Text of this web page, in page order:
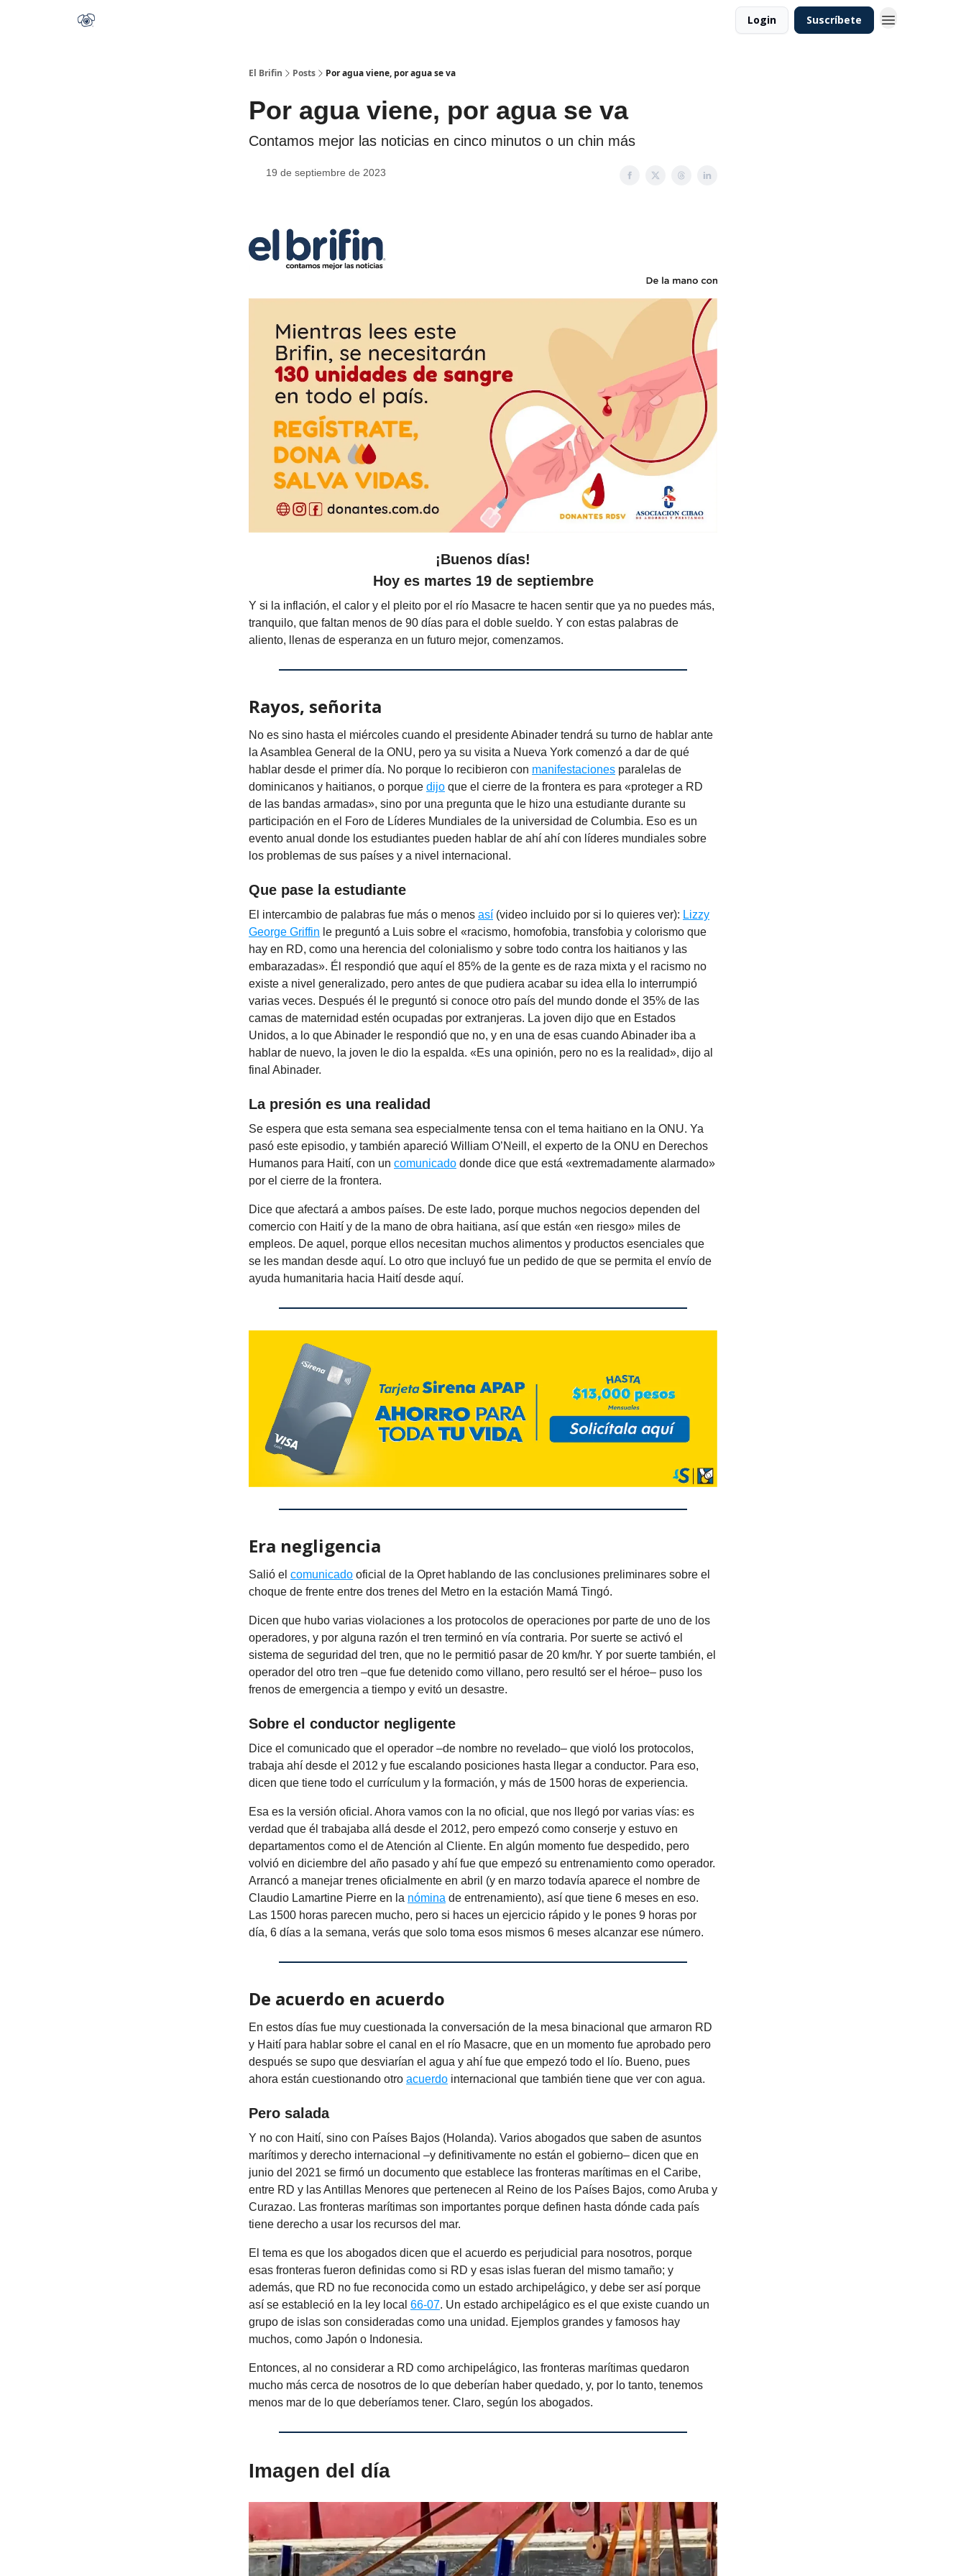
Login Suscríbete
El Brifin Posts Por agua viene, por agua se va
Por agua viene, por agua se va
Contamos mejor las noticias en cinco minutos o un chin más
19 de septiembre de 2023
¡Buenos días!
Hoy es martes 19 de septiembre
Y si la inflación, el calor y el pleito por el río Masacre te hacen sentir que ya no puedes más,
tranquilo, que faltan menos de 90 días para el doble sueldo. Y con estas palabras de
aliento, llenas de esperanza en un futuro mejor, comenzamos.
Rayos, señorita
No es sino hasta el miércoles cuando el presidente Abinader tendrá su turno de hablar ante
la Asamblea General de la ONU, pero ya su visita a Nueva York comenzó a dar de qué
hablar desde el primer día. No porque lo recibieron con manifestaciones paralelas de
dominicanos y haitianos, o porque dijo que el cierre de la frontera es para «proteger a RD
de las bandas armadas», sino por una pregunta que le hizo una estudiante durante su
participación en el Foro de Líderes Mundiales de la universidad de Columbia. Eso es un
evento anual donde los estudiantes pueden hablar de ahí ahí con líderes mundiales sobre
los problemas de sus países y a nivel internacional.
Que pase la estudiante
El intercambio de palabras fue más o menos así (video incluido por si lo quieres ver): Lizzy
George Griffin le preguntó a Luis sobre el «racismo, homofobia, transfobia y colorismo que
hay en RD, como una herencia del colonialismo y sobre todo contra los haitianos y las
embarazadas». Él respondió que aquí el 85% de la gente es de raza mixta y el racismo no
existe a nivel generalizado, pero antes de que pudiera acabar su idea ella lo interrumpió
varias veces. Después él le preguntó si conoce otro país del mundo donde el 35% de las
camas de maternidad estén ocupadas por extranjeras. La joven dijo que en Estados
Unidos, a lo que Abinader le respondió que no, y en una de esas cuando Abinader iba a
hablar de nuevo, la joven le dio la espalda. «Es una opinión, pero no es la realidad», dijo al
final Abinader.
La presión es una realidad
Se espera que esta semana sea especialmente tensa con el tema haitiano en la ONU. Ya
pasó este episodio, y también apareció William O’Neill, el experto de la ONU en Derechos
Humanos para Haití, con un comunicado donde dice que está «extremadamente alarmado»
por el cierre de la frontera.
Dice que afectará a ambos países. De este lado, porque muchos negocios dependen del
comercio con Haití y de la mano de obra haitiana, así que están «en riesgo» miles de
empleos. De aquel, porque ellos necesitan muchos alimentos y productos esenciales que
se les mandan desde aquí. Lo otro que incluyó fue un pedido de que se permita el envío de
ayuda humanitaria hacia Haití desde aquí.
Era negligencia
Salió el comunicado oficial de la Opret hablando de las conclusiones preliminares sobre el
choque de frente entre dos trenes del Metro en la estación Mamá Tingó.
Dicen que hubo varias violaciones a los protocolos de operaciones por parte de uno de los
operadores, y por alguna razón el tren terminó en vía contraria. Por suerte se activó el
sistema de seguridad del tren, que no le permitió pasar de 20 km/hr. Y por suerte también, el
operador del otro tren –que fue detenido como villano, pero resultó ser el héroe– puso los
frenos de emergencia a tiempo y evitó un desastre.
Sobre el conductor negligente
Dice el comunicado que el operador –de nombre no revelado– que violó los protocolos,
trabaja ahí desde el 2012 y fue escalando posiciones hasta llegar a conductor. Para eso,
dicen que tiene todo el currículum y la formación, y más de 1500 horas de experiencia.
Esa es la versión oficial. Ahora vamos con la no oficial, que nos llegó por varias vías: es
verdad que él trabajaba allá desde el 2012, pero empezó como conserje y estuvo en
departamentos como el de Atención al Cliente. En algún momento fue despedido, pero
volvió en diciembre del año pasado y ahí fue que empezó su entrenamiento como operador.
Arrancó a manejar trenes oficialmente en abril (y en marzo todavía aparece el nombre de
Claudio Lamartine Pierre en la nómina de entrenamiento), así que tiene 6 meses en eso.
Las 1500 horas parecen mucho, pero si haces un ejercicio rápido y le pones 9 horas por
día, 6 días a la semana, verás que solo toma esos mismos 6 meses alcanzar ese número.
De acuerdo en acuerdo
En estos días fue muy cuestionada la conversación de la mesa binacional que armaron RD
y Haití para hablar sobre el canal en el río Masacre, que en un momento fue aprobado pero
después se supo que desviarían el agua y ahí fue que empezó todo el lío. Bueno, pues
ahora están cuestionando otro acuerdo internacional que también tiene que ver con agua.
Pero salada
Y no con Haití, sino con Países Bajos (Holanda). Varios abogados que saben de asuntos
marítimos y derecho internacional –y definitivamente no están el gobierno– dicen que en
junio del 2021 se firmó un documento que establece las fronteras marítimas en el Caribe,
entre RD y las Antillas Menores que pertenecen al Reino de los Países Bajos, como Aruba y
Curazao. Las fronteras marítimas son importantes porque definen hasta dónde cada país
tiene derecho a usar los recursos del mar.
El tema es que los abogados dicen que el acuerdo es perjudicial para nosotros, porque
esas fronteras fueron definidas como si RD y esas islas fueran del mismo tamaño; y
además, que RD no fue reconocida como un estado archipelágico, y debe ser así porque
así se estableció en la ley local 66-07. Un estado archipelágico es el que existe cuando un
grupo de islas son consideradas como una unidad. Ejemplos grandes y famosos hay
muchos, como Japón o Indonesia.
Entonces, al no considerar a RD como archipelágico, las fronteras marítimas quedaron
mucho más cerca de nosotros de lo que deberían haber quedado, y, por lo tanto, tenemos
menos mar de lo que deberíamos tener. Claro, según los abogados.
Imagen del día